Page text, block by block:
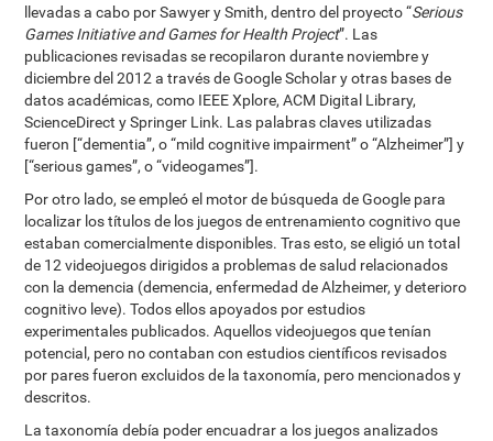
llevadas a cabo por Sawyer y Smith, dentro del proyecto “Serious
Games Initiative and Games for Health Project”. Las
publicaciones revisadas se recopilaron durante noviembre y
diciembre del 2012 a través de Google Scholar y otras bases de
datos académicas, como IEEE Xplore, ACM Digital Library,
ScienceDirect y Springer Link. Las palabras claves utilizadas
fueron [“dementia”, o “mild cognitive impairment” o “Alzheimer”] y
[“serious games”, o “videogames”].
Por otro lado, se empleó el motor de búsqueda de Google para
localizar los títulos de los juegos de entrenamiento cognitivo que
estaban comercialmente disponibles. Tras esto, se eligió un total
de 12 videojuegos dirigidos a problemas de salud relacionados
con la demencia (demencia, enfermedad de Alzheimer, y deterioro
cognitivo leve). Todos ellos apoyados por estudios
experimentales publicados. Aquellos videojuegos que tenían
potencial, pero no contaban con estudios científicos revisados
por pares fueron excluidos de la taxonomía, pero mencionados y
descritos.
La taxonomía debía poder encuadrar a los juegos analizados